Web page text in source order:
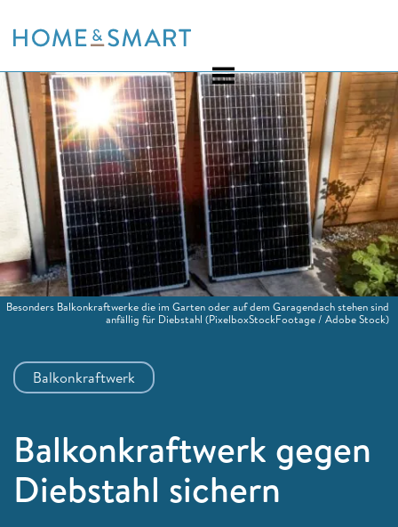
to
Balkonkraftwerk
Balkonkraftwerk gegen
Diebstahl sichern
Besonders Balkonkraftwerke die im Garten oder auf dem Garagendach stehen sind
anfällig für Diebstahl (PixelboxStockFootage / Adobe Stock)